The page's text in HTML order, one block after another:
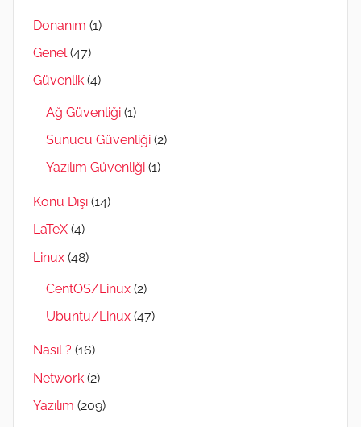
Donanım (1)
Genel(47)
Güvenlik (4)
Ağ Güvenliği (1)
Sunucu Güvenliği (2)
Yazılım Güvenliği (1)
Konu Dışı (14)
LaTeX (4)
Linux (48)
CentOS/Linux (2)
Ubuntu/Linux (47)
Nasıl ? (16)
Network (2)
Yazılım (209)